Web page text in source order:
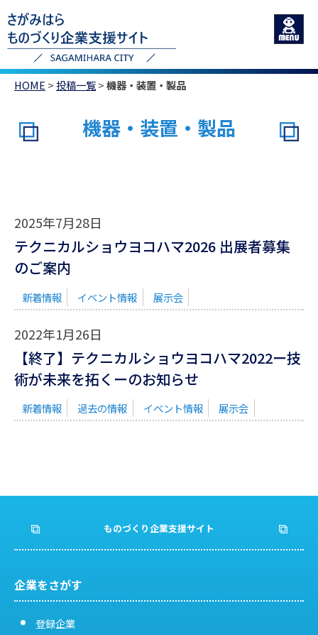
HOME >投稿一覧>機器・装置・製品
機器・装置・製品
2025年7月28日
テクニカルショウヨコハマ2026 出展者募集
のご案内
新着情報 イベント情報 展示会
2022年1月26日
【終了】テクニカルショウヨコハマ2022ー技
術が未来を拓くーのお知らせ
新着情報 過去の情報 イベント情報 展示会
ものづくり企業支援サイト
企業をさがす
登録企業